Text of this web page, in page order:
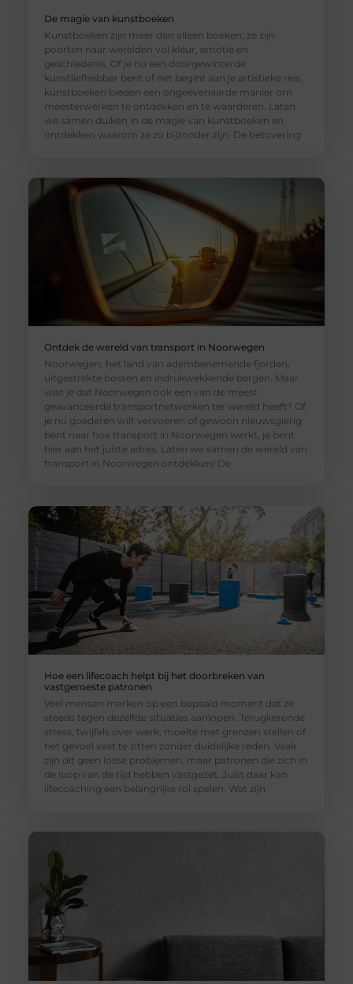
De magie van kunstboeken
Kunstboeken zijn meer dan alleen boeken; ze zijn
poorten naar werelden vol kleur, emotie en
geschiedenis. Of je nu een doorgewinterde
kunstliefhebber bent of net begint aan je artistieke reis,
kunstboeken bieden een ongeëvenaarde manier om
meesterwerken te ontdekken en te waarderen. Laten
we samen duiken in de magie van kunstboeken en
ontdekken waarom ze zo bijzonder zijn. De betovering
Ontdek de wereld van transport in Noorwegen
Noorwegen, het land van adembenemende fjorden,
uitgestrekte bossen en indrukwekkende bergen. Maar
wist je dat Noorwegen ook een van de meest
geavanceerde transportnetwerken ter wereld heeft? Of
je nu goederen wilt vervoeren of gewoon nieuwsgierig
bent naar hoe transport in Noorwegen werkt, je bent
hier aan het juiste adres. Laten we samen de wereld van
transport in Noorwegen ontdekken! De
Hoe een lifecoach helpt bij het doorbreken van
vastgeroeste patronen
Veel mensen merken op een bepaald moment dat ze
steeds tegen dezelfde situaties aanlopen. Terugkerende
stress, twijfels over werk, moeite met grenzen stellen of
het gevoel vast te zitten zonder duidelijke reden. Vaak
zijn dit geen losse problemen, maar patronen die zich in
de loop van de tijd hebben vastgezet. Juist daar kan
lifecoaching een belangrijke rol spelen. Wat zijn